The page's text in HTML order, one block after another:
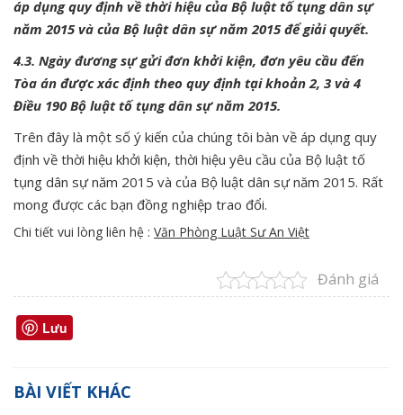
áp dụng quy định về thời hiệu của Bộ luật tố tụng dân sự
năm 2015 và của Bộ luật dân sự năm 2015 để giải quyết.
4.3. Ngày đương sự gửi đơn khởi kiện, đơn yêu cầu đến
Tòa án được xác định theo quy định tại khoản 2, 3 và 4
Điều 190 Bộ luật tố tụng dân sự năm 2015.
Trên đây là một số ý kiến của chúng tôi bàn về áp dụng quy
định về thời hiệu khởi kiện, thời hiệu yêu cầu của Bộ luật tố
tụng dân sự năm 2015 và của Bộ luật dân sự năm 2015. Rất
mong được các bạn đồng nghiệp trao đổi.
Chi tiết vui lòng liên hệ : Văn Phòng Luật Sư An Việt
Đánh giá
Lưu
BÀI VIẾT KHÁC